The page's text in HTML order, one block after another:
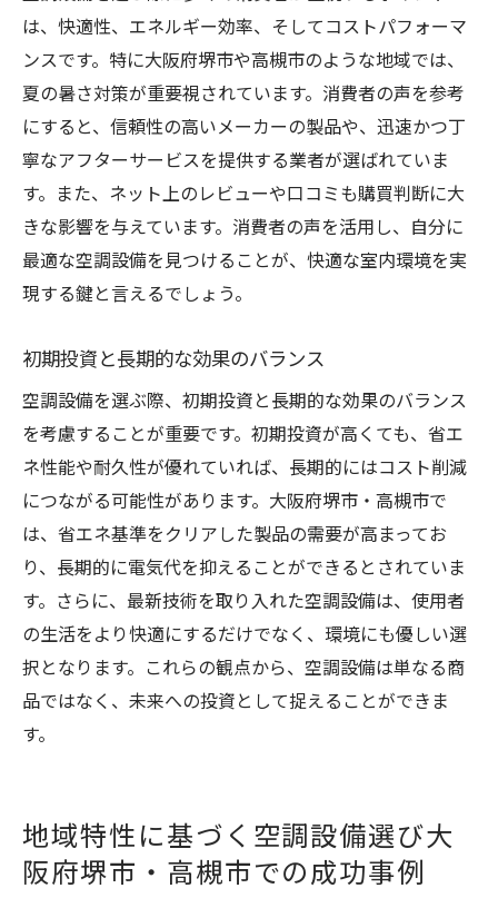
は、快適性、エネルギー効率、そしてコストパフォーマ
ンスです。特に大阪府堺市や高槻市のような地域では、
夏の暑さ対策が重要視されています。消費者の声を参考
にすると、信頼性の高いメーカーの製品や、迅速かつ丁
寧なアフターサービスを提供する業者が選ばれていま
す。また、ネット上のレビューや口コミも購買判断に大
きな影響を与えています。消費者の声を活用し、自分に
最適な空調設備を見つけることが、快適な室内環境を実
現する鍵と言えるでしょう。
初期投資と長期的な効果のバランス
空調設備を選ぶ際、初期投資と長期的な効果のバランス
を考慮することが重要です。初期投資が高くても、省エ
ネ性能や耐久性が優れていれば、長期的にはコスト削減
につながる可能性があります。大阪府堺市・高槻市で
は、省エネ基準をクリアした製品の需要が高まってお
り、長期的に電気代を抑えることができるとされていま
す。さらに、最新技術を取り入れた空調設備は、使用者
の生活をより快適にするだけでなく、環境にも優しい選
択となります。これらの観点から、空調設備は単なる商
品ではなく、未来への投資として捉えることができま
す。
地域特性に基づく空調設備選び大
阪府堺市・高槻市での成功事例